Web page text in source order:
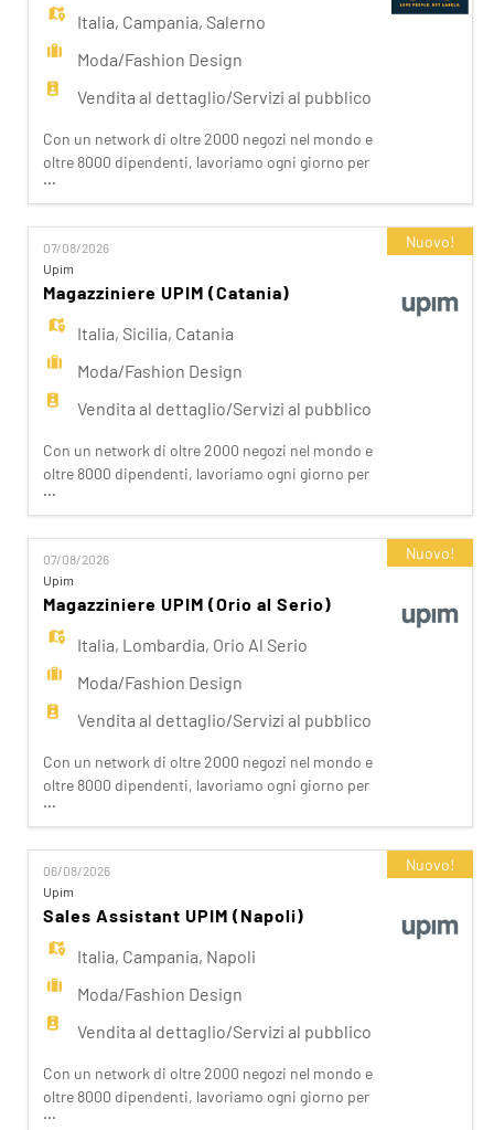
Italia, Campania, Salerno
Moda/Fashion Design
Vendita al dettaglio/Servizi al pubblico
Con un network di oltre 2000 negozi nel mondo e
oltre 8000 dipendenti, lavoriamo ogni giorno per
realizzare la nostra mission di rendere il bello
accessibile a tutti. Facciamo la differenza per i
nostri clienti attraverso i brand del nostro gruppo:
OVS, OVS Kids, UPIM, Blukids, Croff, Les Copains,
Shaka, Goldenpoint, Stefanel. Ogni giorno
prepariam
...
07/08/2026
Upim
Magazziniere UPIM (Catania)
Italia, Sicilia, Catania
Moda/Fashion Design
Vendita al dettaglio/Servizi al pubblico
Con un network di oltre 2000 negozi nel mondo e
oltre 8000 dipendenti, lavoriamo ogni giorno per
realizzare la nostra mission di rendere il bello
accessibile a tutti. Facciamo la differenza per i
nostri clienti attraverso i brand del nostro gruppo:
OVS, OVS Kids, UPIM, Blukids, Croff, Les Copains,
Shaka, Goldenpoint, Stefanel. Ogni giorno
prepariam
...
Nuovo!
07/08/2026
Upim
Magazziniere UPIM (Orio al Serio)
Italia, Lombardia, Orio Al Serio
Moda/Fashion Design
Vendita al dettaglio/Servizi al pubblico
Con un network di oltre 2000 negozi nel mondo e
oltre 8000 dipendenti, lavoriamo ogni giorno per
realizzare la nostra mission di rendere il bello
accessibile a tutti. Facciamo la differenza per i
nostri clienti attraverso i brand del nostro gruppo:
OVS, OVS Kids, UPIM, Blukids, Croff, Les Copains,
Shaka, Goldenpoint, Stefanel. Ogni giorno
prepariam
...
Nuovo!
06/08/2026
Upim
Sales Assistant UPIM (Napoli)
Italia, Campania, Napoli
Moda/Fashion Design
Vendita al dettaglio/Servizi al pubblico
Con un network di oltre 2000 negozi nel mondo e
oltre 8000 dipendenti, lavoriamo ogni giorno per
realizzare la nostra mission di rendere il bello
...
Nuovo!